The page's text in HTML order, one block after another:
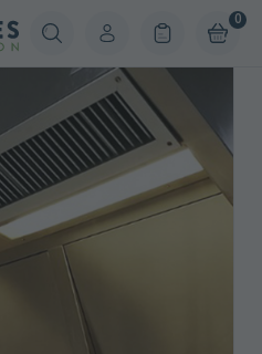
0
hoteluri, restaurante și
curățenie impecabilă și
în HoReCa.